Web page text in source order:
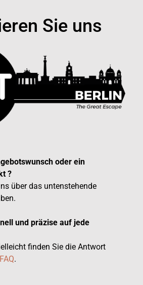
Sie uns
oder ein
?
über das untenstehende
und präzise auf jede
finden Sie die Antwort
FAQ.